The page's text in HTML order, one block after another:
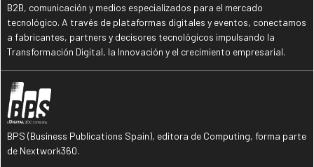
B2B, comunicación y medios especializados para el mercado
tecnológico. A través de plataformas digitales y eventos, conectamos
a fabricantes, partners y decisores tecnológicos impulsando la
Transformación Digital, la Innovación y el crecimiento empresarial.
BPS (Business Publications Spain), editora de Computing, forma parte
de Nextwork360.